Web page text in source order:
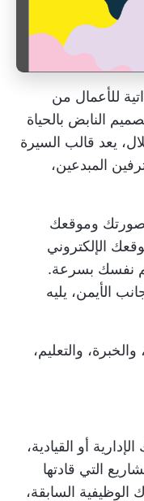
للأعمال من
النابض بالحياة
يعد قالب السيرة
المبدعين،
صورتك وموقعك
الإلكتروني
نفسك بسرعة.
الأيمن، يليه
والتعليم،
أو القيادية،
التي قادتها
الوظيفية السابقة،